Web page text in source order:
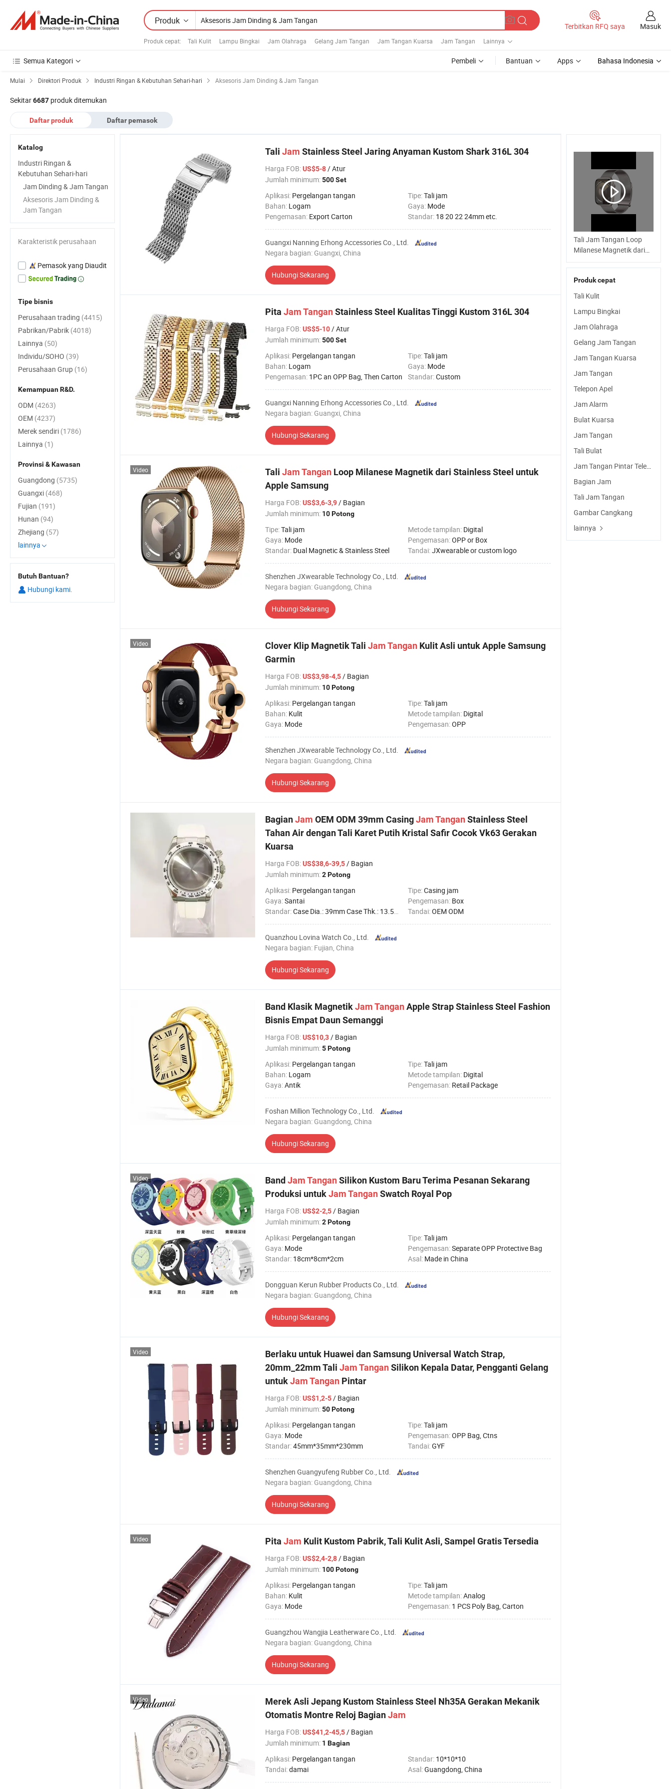
Produk
Produk cepat: Tali Kulit Lampu Bingkai Jam Olahraga Gelang Jam Tangan Jam Tangan Kuarsa Jam Tangan Lainnya
Terbitkan RFQ saya Masuk
Semua Kategori Pembeli Bantuan Apps Bahasa Indonesia
Mulai Direktori Produk Industri Ringan & Kebutuhan Sehari-hari Aksesoris Jam Dinding & Jam Tangan
Sekitar6687 produk ditemukan
Daftar produk Daftar pemasok
Tali Jam Stainless Steel Jaring Anyaman Kustom Shark 316L 304
Harga FOB:US$5-8/ Atur
Jumlah minimum:500 Set
Aplikasi: Pergelangan tangan Tipe:Tali jam
Bahan: Logam Gaya: Mode
Pengemasan: Export Carton Standar: 18 20 22 24mm etc.
Guangxi Nanning Erhong Accessories Co., Ltd.
Negara bagian: Guangxi, China
Hubungi Sekarang
Pita JamTanganStainless Steel Kualitas Tinggi Kustom 316L 304
Harga FOB:US$5-10/ Atur
Jumlah minimum:500 Set
Aplikasi: Pergelangan tangan Tipe:Tali jam
Bahan: Logam Gaya: Mode
Pengemasan: 1PC an OPP Bag, Then Carton Standar:Custom
Guangxi Nanning Erhong Accessories Co., Ltd.
Negara bagian: Guangxi, China
Hubungi Sekarang
Tali JamTangan Loop Milanese Magnetik dari Stainless Steel untuk
Apple Samsung
Harga FOB:US$3,6-3,9/ Bagian
Jumlah minimum: 10 Potong
Tipe:Tali jam Metode tampilan: Digital
Gaya: Mode Pengemasan:OPP or Box
Standar: Dual Magnetic & Stainless Steel Tandai:JXwearable or custom logo
Shenzhen JXwearable Technology Co., Ltd.
Negara bagian: Guangdong, China
Hubungi Sekarang
Video
Clover Klip Magnetik Tali JamTangan Kulit Asli untuk Apple Samsung
Garmin
Harga FOB:US$3,98-4,5/ Bagian
Jumlah minimum: 10 Potong
Aplikasi: Pergelangan tangan Tipe:Tali jam
Bahan: Kulit Metode tampilan: Digital
Gaya: Mode Pengemasan:OPP
Shenzhen JXwearable Technology Co., Ltd.
Negara bagian: Guangdong, China
Hubungi Sekarang
Video
BagianJam OEM ODM 39mm CasingJamTanganStainless Steel
Tahan Air dengan Tali Karet Putih Kristal Safir Cocok Vk63 Gerakan
Kuarsa
Harga FOB:US$38,6-39,5/ Bagian
Jumlah minimum:2 Potong
Aplikasi: Pergelangan tangan Tipe:Casing jam
Gaya:Santai Pengemasan: Box
Standar:Case Dia.: 39mm Case Thk.: 13.5mm Tandai:OEM ODM
Quanzhou Lovina Watch Co., Ltd.
Negara bagian: Fujian, China
Hubungi Sekarang
Band Klasik MagnetikJamTanganApple Strap Stainless Steel Fashion
Bisnis Empat Daun Semanggi
Harga FOB:US$10,3/ Bagian
Jumlah minimum:5 Potong
Aplikasi: Pergelangan tangan Tipe:Tali jam
Bahan: Logam Metode tampilan: Digital
Gaya:Antik Pengemasan: Retail Package
Foshan Million Technology Co., Ltd.
Negara bagian: Guangdong, China
Hubungi Sekarang
Band JamTanganSilikon Kustom Baru Terima Pesanan Sekarang
Produksi untukJamTanganSwatch Royal Pop
Harga FOB:US$2-2,5/ Bagian
Jumlah minimum:2 Potong
Aplikasi: Pergelangan tangan Tipe:Tali jam
Gaya: Mode Pengemasan:Separate OPP Protective Bag
Standar: 18cm*8cm*2cm Asal: Made in China
Dongguan Kerun Rubber Products Co., Ltd.
Negara bagian: Guangdong, China
Hubungi Sekarang
Video
Berlaku untuk Huawei dan Samsung Universal Watch Strap,
20mm_22mm Tali JamTanganSilikon Kepala Datar, Pengganti Gelang
untukJamTangan Pintar
Harga FOB:US$1,2-5/ Bagian
Jumlah minimum:50 Potong
Aplikasi: Pergelangan tangan Tipe:Tali jam
Gaya: Mode Pengemasan:OPP Bag, Ctns
Standar:45mm*35mm*230mm Tandai:GYF
Shenzhen Guangyufeng Rubber Co., Ltd.
Negara bagian: Guangdong, China
Hubungi Sekarang
Video
Pita Jam Kulit Kustom Pabrik, Tali Kulit Asli, Sampel Gratis Tersedia
Harga FOB:US$2,4-2,8/ Bagian
Jumlah minimum: 100 Potong
Aplikasi: Pergelangan tangan Tipe:Tali jam
Bahan: Kulit Metode tampilan:Analog
Gaya: Mode Pengemasan: 1 PCS Poly Bag, Carton
Guangzhou Wangjia Leatherware Co., Ltd.
Negara bagian: Guangdong, China
Hubungi Sekarang
Video
Merek Asli Jepang Kustom Stainless Steel Nh35A Gerakan Mekanik
Otomatis Montre Reloj BagianJam
Harga FOB:US$41,2-45,5/ Bagian
Jumlah minimum: 1 Bagian
Aplikasi: Pergelangan tangan Standar: 10*10*10
Tandai:damai Asal:Guangdong, China
Video
Tali Jam Tangan Loop
Milanese Magnetik dari
Stainless Steel untuk
Apple Samsung
Produk cepat
Tali Kulit
Lampu Bingkai
Jam Olahraga
Gelang Jam Tangan
Jam Tangan Kuarsa
Jam Tangan
Telepon Apel
Jam Alarm
Bulat Kuarsa
Jam Tangan
Tali Bulat
Jam Tangan Pintar Telepon
Bagian Jam
Tali Jam Tangan
Gambar Cangkang
lainnya
Katalog
Industri Ringan &
Kebutuhan Sehari-hari
Jam Dinding & Jam Tangan
Aksesoris Jam Dinding &
Jam Tangan
Karakteristik perusahaan
Pemasok yang Diaudit
Tipe bisnis
Perusahaan trading (4415)
Pabrikan/Pabrik (4018)
Lainnya (50)
Individu/SOHO (39)
Perusahaan Grup (16)
Kemampuan R&D.
ODM (4263)
OEM (4237)
Merek sendiri (1786)
Lainnya (1)
Provinsi & Kawasan
Guangdong (5735)
Guangxi (468)
Fujian (191)
Hunan (94)
Zhejiang (57)
lainnya
Butuh Bantuan?
Hubungi kami.